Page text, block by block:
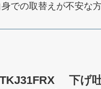
身での取替えが不安な
下げ吐